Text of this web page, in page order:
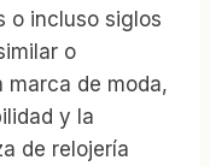
o incluso siglos
o
marca de moda,
y la
de relojería